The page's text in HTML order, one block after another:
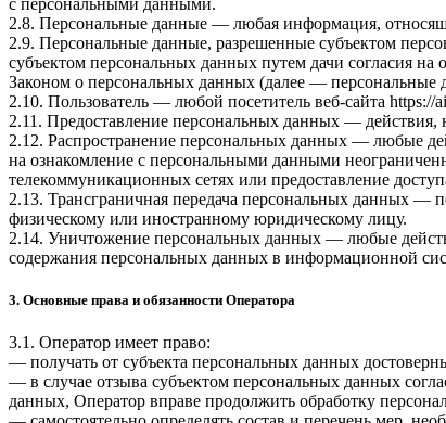
с персональными данными.
2.8. Персональные данные — любая информация,
2.9. Персональные данные, разрешенные субъектом
субъектом персональных данных путем дачи согласия
Законом о персональных данных (далее — персональные
2.10. Пользователь — любой посетитель веб-сайта https://
2.11. Предоставление персональных данных —
2.12. Распространение персональных данных — любые
на ознакомление с персональными данными
телекоммуникационных сетях или предоставление
2.13. Трансграничная передача персональных данных —
физическому или иностранному юридическому лицу.
2.14. Уничтожение персональных данных — любые
содержания персональных данных в информационной
3. Основные права и обязанности Оператора
3.1. Оператор имеет право:
— получать от субъекта персональных данных
— в случае отзыва субъектом персональных данных
данных, Оператор вправе продолжить обработку